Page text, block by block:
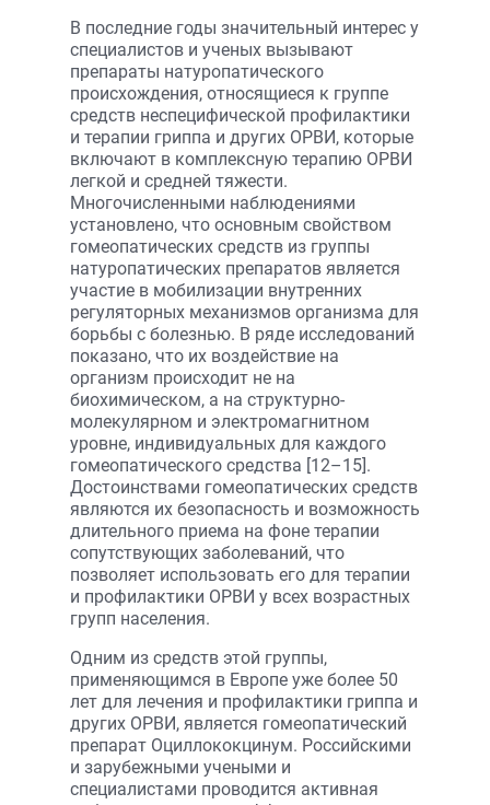
В последние годы значительный интерес у
специалистов и ученых вызывают
препараты натуропатического
происхождения, относящиеся к группе
средств неспецифической профилактики
и терапии гриппа и других ОРВИ, которые
включают в комплексную терапию ОРВИ
легкой и средней тяжести.
Многочисленными наблюдениями
установлено, что основным свойством
гомеопатических средств из группы
натуропатических препаратов является
участие в мобилизации внутренних
регуляторных механизмов организма для
борьбы с болезнью. В ряде исследований
показано, что их воздействие на
организм происходит не на
биохимическом, а на структурно-
молекулярном и электромагнитном
уровне, индивидуальных для каждого
гомеопатического средства [12–15].
Достоинствами гомеопатических средств
являются их безопасность и возможность
длительного приема на фоне терапии
сопутствующих заболеваний, что
позволяет использовать его для терапии
и профилактики ОРВИ у всех возрастных
групп населения.
Одним из средств этой группы,
применяющимся в Европе уже более 50
лет для лечения и профилактики гриппа и
других ОРВИ, является гомеопатический
препарат Оциллококцинум. Российскими
и зарубежными учеными и
специалистами проводится активная